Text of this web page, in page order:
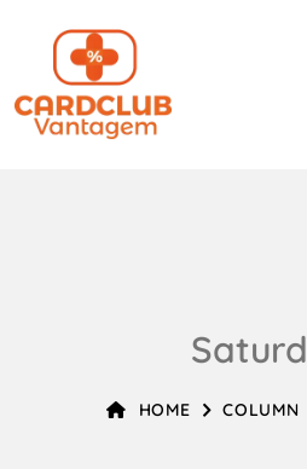
HOME COLUMN